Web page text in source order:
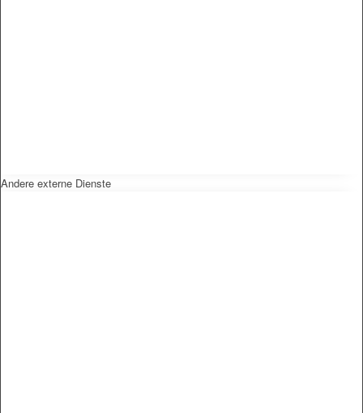
Andere externe Dienste